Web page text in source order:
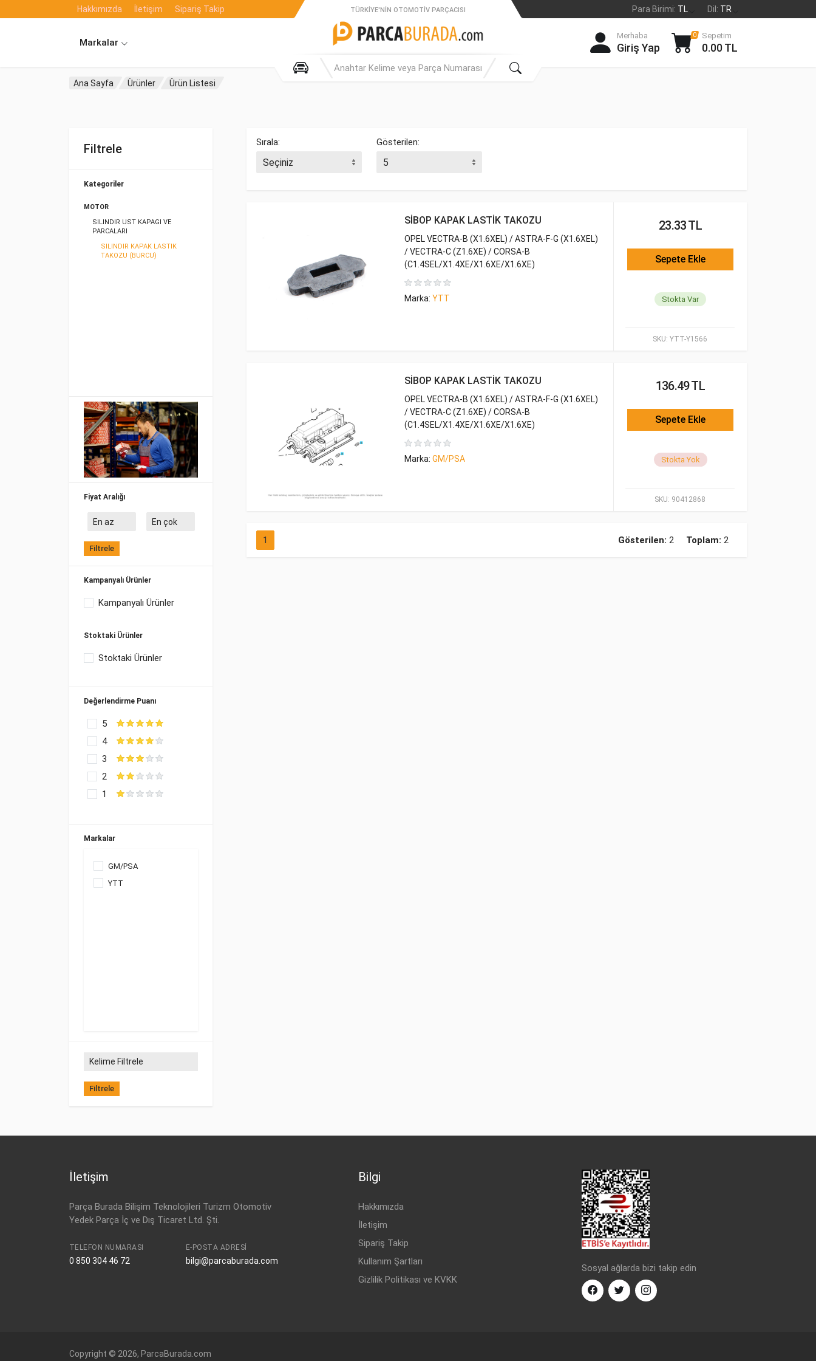
Hakkımızda İletişim Sipariş Takip Para Birimi: TL Dil: TR
Markalar
TÜRKIYE'NIN OTOMOTIV PARÇACISI
Merhaba
Giriş Yap
0 Sepetim
0.00 TL
Ana Sayfa Ürünler Ürün Listesi
Filtrele
Kategoriler
MOTOR
SILINDIR UST KAPAGI VE
PARCALARI
SILINDIR KAPAK LASTIK
TAKOZU (BURCU)
Fiyat Aralığı
Filtrele
Kampanyalı Ürünler
Kampanyalı Ürünler
Stoktaki Ürünler
Stoktaki Ürünler
Değerlendirme Puanı
5
4
3
2
1
Markalar
GM/PSA
YTT
Filtrele
Sırala: Gösterilen:
SKU: YTT-Y1566
SİBOP KAPAK LASTİK TAKOZU
OPEL VECTRA-B (X1.6XEL) / ASTRA-F-G (X1.6XEL)
/ VECTRA-C (Z1.6XE) / CORSA-B
(C1.4SEL/X1.4XE/X1.6XE/X1.6XE)
Marka: YTT
23.33 TL
Sepete Ekle
Stokta Var
SKU: 90412868
SİBOP KAPAK LASTİK TAKOZU
OPEL VECTRA-B (X1.6XEL) / ASTRA-F-G (X1.6XEL)
/ VECTRA-C (Z1.6XE) / CORSA-B
(C1.4SEL/X1.4XE/X1.6XE/X1.6XE)
Marka: GM/PSA
136.49 TL
Sepete Ekle
Stokta Yok
1 Gösterilen: 2 Toplam: 2
İletişim
Parça Burada Bilişim Teknolojileri Turizm Otomotiv
Yedek Parça İç ve Dış Ticaret Ltd. Şti.
TELEFON NUMARASI
0 850 304 46 72
E-POSTA ADRESI
bilgi@parcaburada.com
Bilgi
Hakkımızda
İletişim
Sipariş Takip
Kullanım Şartları
Gizlilik Politikası ve KVKK
Sosyal ağlarda bizi takip edin
Copyright © 2026, ParcaBurada.com